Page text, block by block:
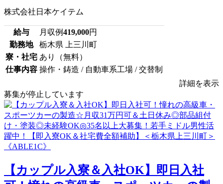
株式会社日本ケイテム
給与 月収例419,000円
勤務地
栃木県 上三川町
寮・社宅 あり（無料）
仕事内容 操作・鋳造 / 自動車系工場 / 交替制
詳細を表示
募集が停止しています
【カップル入寮＆入社OK】即日入社